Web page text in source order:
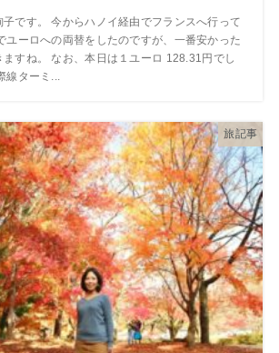
です。 今からハノイ経由でフランスへ行って
ユーロへの両替をしたのですが、一番安かった
ますね。 なお、本日は１ユーロ 128.31円でし
線ターミ...
旅記事